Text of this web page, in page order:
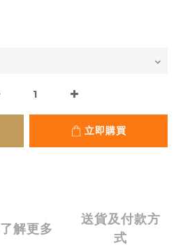
立即購買
了解更多
送貨及付款方
式